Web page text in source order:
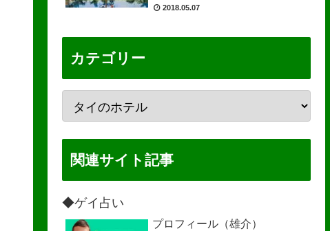
2018.05.07
カテゴリー
関連サイト記事
◆ゲイ占い
プロフィール（雄介）